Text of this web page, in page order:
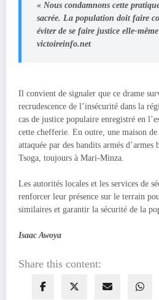
« Nous condamnons cette
sacrée. La population doit faire
éviter de se faire justice elle-
victoireinfo.net
Il convient de signaler que ce drame
recrudescence de l’insécurité dans la
cas de justice populaire enregistré en
cette chefferie. En outre, une maison
attaquée par des bandits armés d’armes
Tsoga, toujours à Mari-Minza.
Les autorités locales et les services de
renforcer leur présence sur le terrain
similaires et garantir la sécurité de la
Isaac Awoya
Share this content: